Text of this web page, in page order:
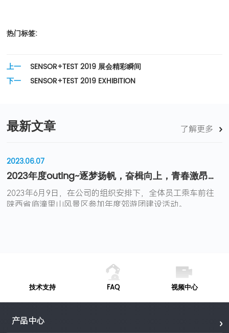
热门标签:
上一
篇：
SENSOR+TEST 2019 展会精彩瞬间
SENSOR+TEST 2019 EXHIBITION
下一
最新文章 了解更多
2023.06.07
2023年度outing~逐梦扬帆，奋楫向上，青春激昂，共铸梦想
2023年6月9日，在公司的组织安排下，全体员工乘车前往
陕西省临潼里山风景区参加年度郊游团建设活动。
技术支持 FAQ 视频中心
产品中心